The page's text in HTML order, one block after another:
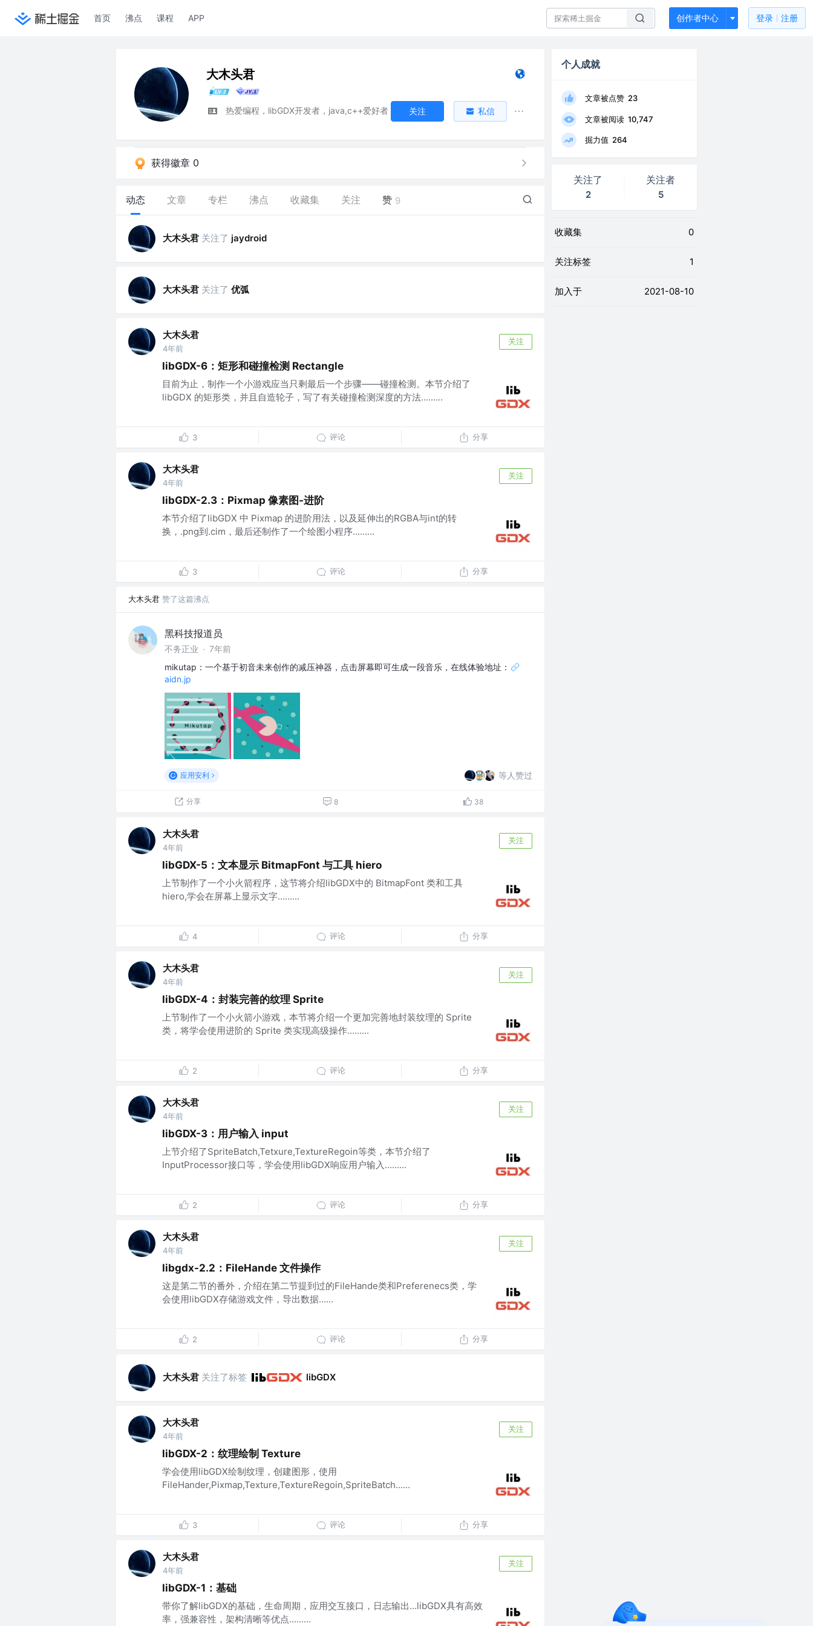
首页 沸点 课程 APP 创作者中心 登录 注册
大木头君
热爱编程，libGDX开发者，java,c++爱好者 关注 私信
获得徽章 0
动态 文章 专栏 沸点 收藏集 关注 赞 9
大木头君 关注了 jaydroid
大木头君 关注了 优弧
大木头君
4年前
关注
libGDX-6：矩形和碰撞检测 Rectangle
目前为止，制作一个小游戏应当只剩最后一个步骤——碰撞检测。本节介绍了
libGDX 的矩形类，并且自造轮子，写了有关碰撞检测深度的方法.........
3 评论 分享
大木头君
4年前
关注
libGDX-2.3：Pixmap 像素图-进阶
本节介绍了libGDX 中 Pixmap 的进阶用法，以及延伸出的RGBA与int的转
换，.png到.cim，最后还制作了一个绘图小程序.........
3 评论 分享
大木头君 赞了这篇沸点
黑科技报道员
不务正业 · 7年前
mikutap：一个基于初音未来创作的减压神器，点击屏幕即可生成一段音乐，在线体验地址：
aidn.jp
应用安利 等人赞过
分享 8 38
大木头君
4年前
关注
libGDX-5：文本显示 BitmapFont 与工具 hiero
上节制作了一个小火箭程序，这节将介绍libGDX中的 BitmapFont 类和工具
hiero,学会在屏幕上显示文字.........
4 评论 分享
大木头君
4年前
关注
libGDX-4：封装完善的纹理 Sprite
上节制作了一个小火箭小游戏，本节将介绍一个更加完善地封装纹理的 Sprite
类，将学会使用进阶的 Sprite 类实现高级操作.........
2 评论 分享
大木头君
4年前
关注
libGDX-3：用户输入 input
上节介绍了SpriteBatch,Tetxure,TextureRegoin等类，本节介绍了
InputProcessor接口等，学会使用libGDX响应用户输入.........
2 评论 分享
大木头君
4年前
关注
libgdx-2.2：FileHande 文件操作
这是第二节的番外，介绍在第二节提到过的FileHande类和Preferenecs类，学
会使用libGDX存储游戏文件，导出数据......
2 评论 分享
大木头君 关注了标签 libGDX
大木头君
4年前
关注
libGDX-2：纹理绘制 Texture
学会使用libGDX绘制纹理，创建图形，使用
FileHander,Pixmap,Texture,TextureRegoin,SpriteBatch......
3 评论 分享
大木头君
4年前
关注
libGDX-1：基础
带你了解libGDX的基础，生命周期，应用交互接口，日志输出...libGDX具有高效
率，强兼容性，架构清晰等优点.........
个人成就
文章被点赞 23
文章被阅读 10,747
掘力值 264
关注了
2
关注者
5
收藏集 0
关注标签 1
加入于 2021-08-10